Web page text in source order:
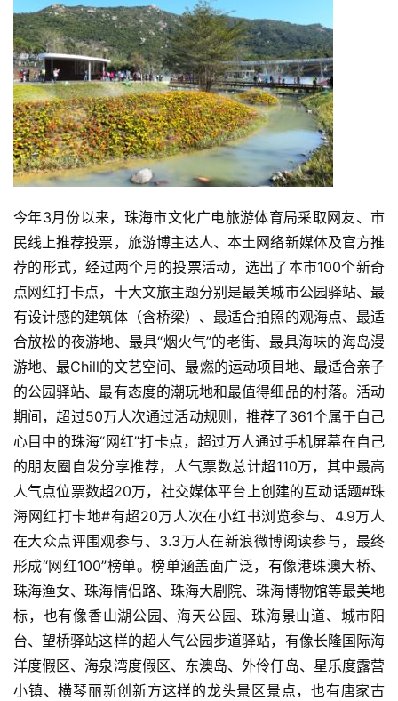
今年3月份以来，珠海市文化广电旅游体育局采取网友、市
民线上推荐投票，旅游博主达人、本土网络新媒体及官方推
荐的形式，经过两个月的投票活动，选出了本市100个新奇
点网红打卡点，十大文旅主题分别是最美城市公园驿站、最
有设计感的建筑体（含桥梁）、最适合拍照的观海点、最适
合放松的夜游地、最具“烟火气”的老街、最具海味的海岛漫
游地、最Chill的文艺空间、最燃的运动项目地、最适合亲子
的公园驿站、最有态度的潮玩地和最值得细品的村落。活动
期间，超过50万人次通过活动规则，推荐了361个属于自己
心目中的珠海“网红”打卡点，超过万人通过手机屏幕在自己
的朋友圈自发分享推荐，人气票数总计超110万，其中最高
人气点位票数超20万，社交媒体平台上创建的互动话题#珠
海网红打卡地#有超20万人次在小红书浏览参与、4.9万人
在大众点评围观参与、3.3万人在新浪微博阅读参与，最终
形成“网红100”榜单。榜单涵盖面广泛，有像港珠澳大桥、
珠海渔女、珠海情侣路、珠海大剧院、珠海博物馆等最美地
标，也有像香山湖公园、海天公园、珠海景山道、城市阳
台、望桥驿站这样的超人气公园步道驿站，有像长隆国际海
洋度假区、海泉湾度假区、东澳岛、外伶仃岛、星乐度露营
小镇、横琴丽新创新方这样的龙头景区景点，也有唐家古